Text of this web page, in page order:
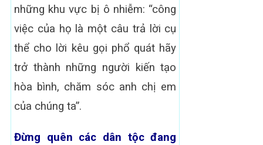
những khu vực bị ô nhiễm: “công
việc của họ là một câu trả lời cụ
thể cho lời kêu gọi phổ quát hãy
trở thành những người kiến ​​tạo
hòa bình, chăm sóc anh chị em
của chúng ta”.
Đừng quên các dân tộc đang